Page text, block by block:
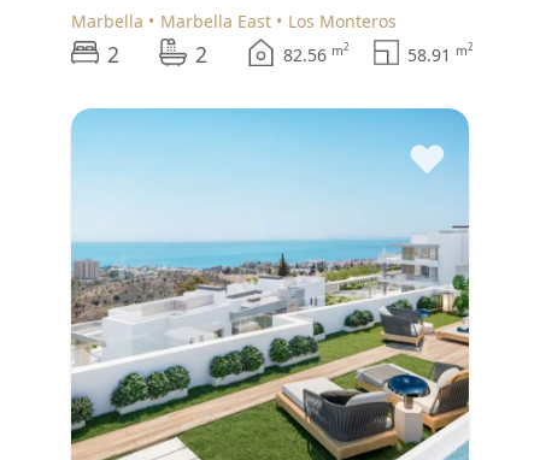
Marbella
Marbella East Los Monteros
2 2 82.56 m2 58.91 m2
♥